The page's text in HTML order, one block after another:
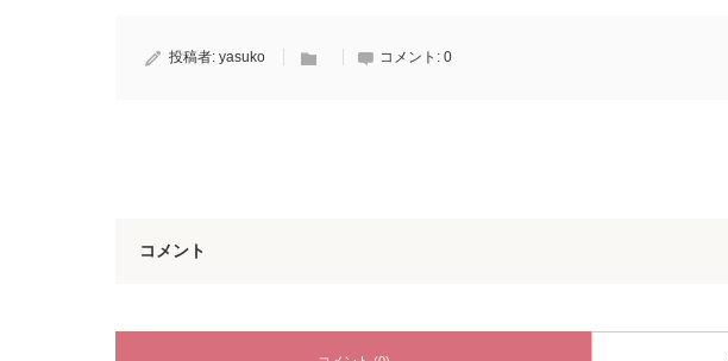
投稿者: yasuko コメント: 0
コメント